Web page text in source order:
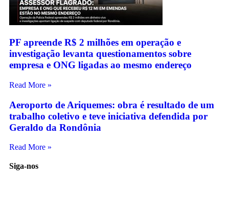
PF apreende R$ 2 milhões em operação e
investigação levanta questionamentos sobre
empresa e ONG ligadas ao mesmo endereço
Read More »
Aeroporto de Ariquemes: obra é resultado de um
trabalho coletivo e teve iniciativa defendida por
Geraldo da Rondônia
Read More »
Siga-nos